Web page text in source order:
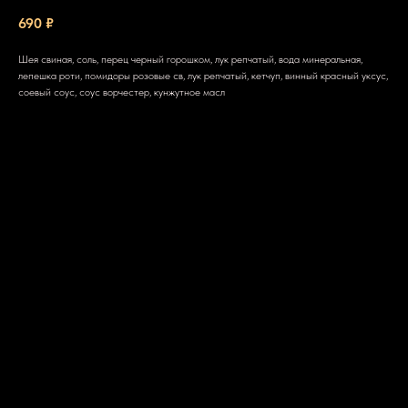
690 ₽
Шея свиная, соль, перец черный горошком, лук репчатый, вода минеральная,
лепешка роти, помидоры розовые св, лук репчатый, кетчуп, винный красный уксус,
соевый соус, соус ворчестер, кунжутное масл